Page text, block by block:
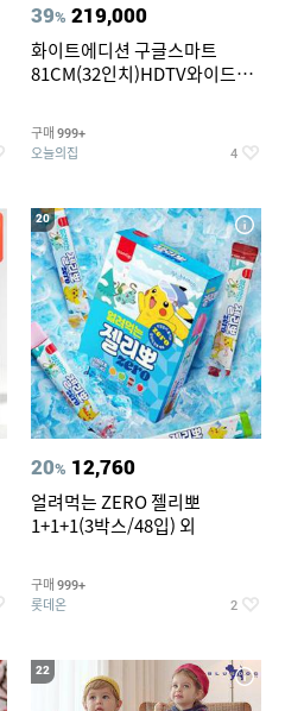
39% 219,000
화이트에디션 구글스마트
81CM(32인치)HDTV와이드무
구매 999+
오늘의집 4
20
20% 12,760
얼려먹는 ZERO 젤리뽀
1+1+1(3박스/48입) 외
구매 999+
롯데온 2
22